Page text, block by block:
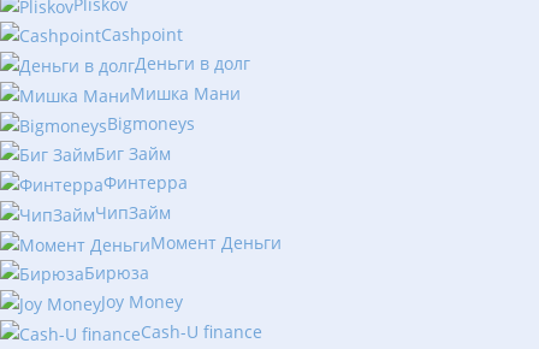
Cashpoint
Деньги в долг
Мишка Мани
Bigmoneys
Биг Займ
Финтерра
ЧипЗайм
Момент Деньги
Бирюза
Joy Money
Cash-U finance